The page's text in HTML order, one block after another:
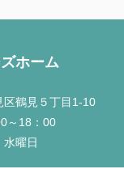
ホーム
区鶴見５丁目1-10
～18：00
水曜日